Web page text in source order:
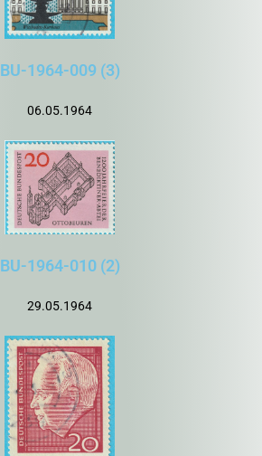
BU-1964-009 (3)
06.05.1964
BU-1964-010 (2)
29.05.1964